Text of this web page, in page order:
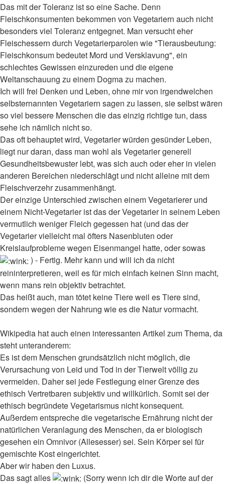
Das mit der Toleranz ist so eine Sache. Denn
Fleischkonsumenten bekommen von Vegetariern auch nicht
besonders viel Toleranz entgegnet. Man versucht eher
Fleischessern durch Vegetarierparolen wie "Tierausbeutung:
Fleischkonsum bedeutet Mord und Versklavung", ein
schlechtes Gewissen einzureden und die eigene
Weltanschauung zu einem Dogma zu machen.
Ich will frei Denken und Leben, ohne mir von irgendwelchen
selbsternannten Vegetariern sagen zu lassen, sie selbst wären
so viel bessere Menschen die das einzig richtige tun, dass
sehe ich nämlich nicht so.
Das oft behauptet wird, Vegetarier würden gesünder Leben,
liegt nur daran, dass man wohl als Vegetarier generell
Gesundheitsbewuster lebt, was sich auch oder eher in vielen
anderen Bereichen niederschlägt und nicht alleine mit dem
Fleischverzehr zusammenhängt.
Der einzige Unterschied zwischen einem Vegetarierer und
einem Nicht-Vegetarier ist das der Vegetarier in seinem Leben
vermutlich weniger Fleich gegessen hat (und das der
Vegetarier vielleicht mal öfters Nasenbluten oder
Kreislaufprobleme wegen Eisenmangel hatte, oder sowas
) - Fertig. Mehr kann und will ich da nicht
reininterpretieren, weil es für mich einfach keinen Sinn macht,
wenn mans rein objektiv betrachtet.
Das heißt auch, man tötet keine Tiere weil es Tiere sind,
sondern wegen der Nahrung wie es die Natur vormacht.
Wikipedia hat auch einen interessanten Artikel zum Thema, da
steht unteranderem:
Es ist dem Menschen grundsätzlich nicht möglich, die
Verursachung von Leid und Tod in der Tierwelt völlig zu
vermeiden. Daher sei jede Festlegung einer Grenze des
ethisch Vertretbaren subjektiv und willkürlich. Somit sei der
ethisch begründete Vegetarismus nicht konsequent.
Außerdem entspreche die vegetarische Ernährung nicht der
natürlichen Veranlagung des Menschen, da er biologisch
gesehen ein Omnivor (Allesesser) sei. Sein Körper sei für
gemischte Kost eingerichtet.
Aber wir haben den Luxus.
Das sagt alles
(Sorry wenn ich dir die Worte auf der